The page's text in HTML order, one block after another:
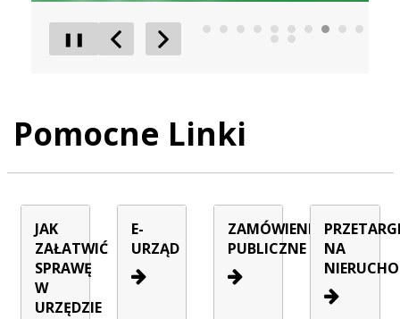
❚❚
Poprzedni Element
Następny Element
Pomocne Linki
JAK
ZAŁATWIĆ
SPRAWĘ
W
URZĘDZIE
E-
URZĄD
ZAMÓWIENIA
PUBLICZNE
NA